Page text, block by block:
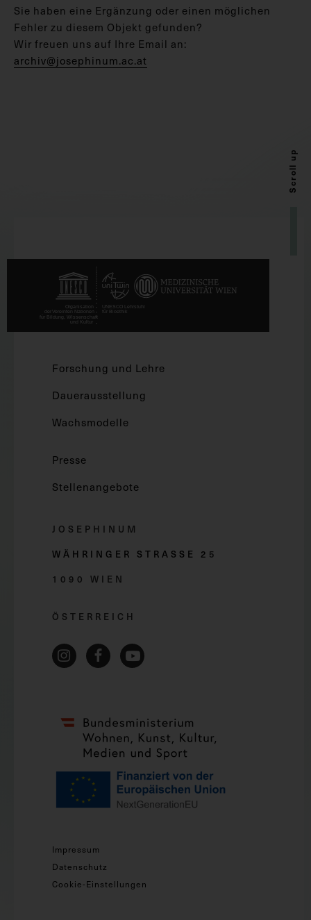
Sie haben eine Ergänzung oder einen möglichen
Fehler zu diesem Objekt gefunden?
Wir freuen uns auf Ihre Email an:
archiv@josephinum.ac.at
Scroll up
Forschung und Lehre
Dauerausstellung
Wachsmodelle
Presse
Stellenangebote
JOSEPHINUM
WÄHRINGER STRASSE 2 5
1090 WIEN
ÖSTERREICH
Impressum
Datenschutz
Cookie-Einstellungen